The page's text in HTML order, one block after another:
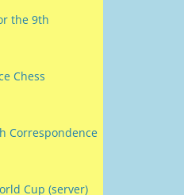
Championship